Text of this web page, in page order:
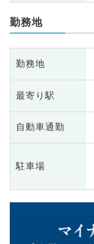
勤務地
勤務地
最寄り駅
自動車通勤
駐車場